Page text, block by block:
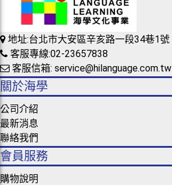
地址:台北市大安區辛亥路一段34巷1號
客服專線:02-23657838
客服信箱: service@hilanguage.com.tw
關於海學
公司介紹
最新消息
聯絡我們
會員服務
購物說明